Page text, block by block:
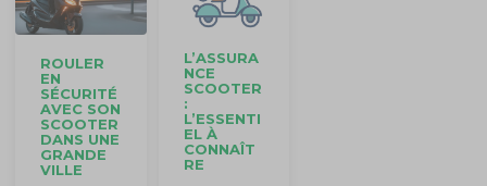
ROULER
EN
SÉCURITÉ
AVEC SON
SCOOTER
DANS UNE
GRANDE
VILLE
L’ASSURA
NCE
SCOOTER
:
L’ESSENTI
EL À
CONNAÎT
RE